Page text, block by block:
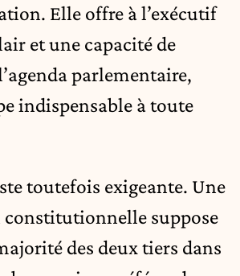
Elle offre à l’exécutif
et une capacité de
parlementaire,
indispensable à toute
toutefois exigeante. Une
suppose
des deux tiers dans